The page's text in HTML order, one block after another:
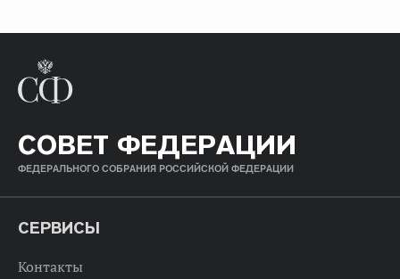
СОВЕТ ФЕДЕРАЦИИ
ФЕДЕРАЛЬНОГО СОБРАНИЯ РОССИЙСКОЙ ФЕДЕРАЦИИ
СЕРВИСЫ
Контакты